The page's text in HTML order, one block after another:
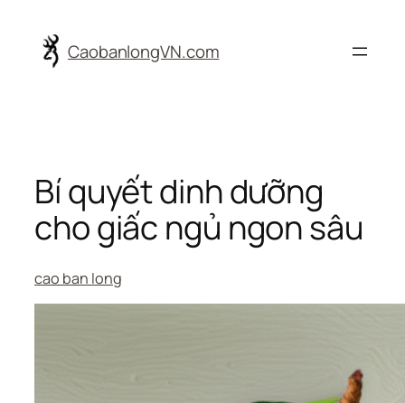
content CaobanlongVN.com
Bí quyết dinh dưỡng
cho giấc ngủ ngon sâu
cao ban long